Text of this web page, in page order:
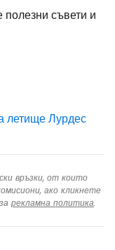
съвети и
летище Лурдес
връзки, от които
ако кликнете
рекламна политика.